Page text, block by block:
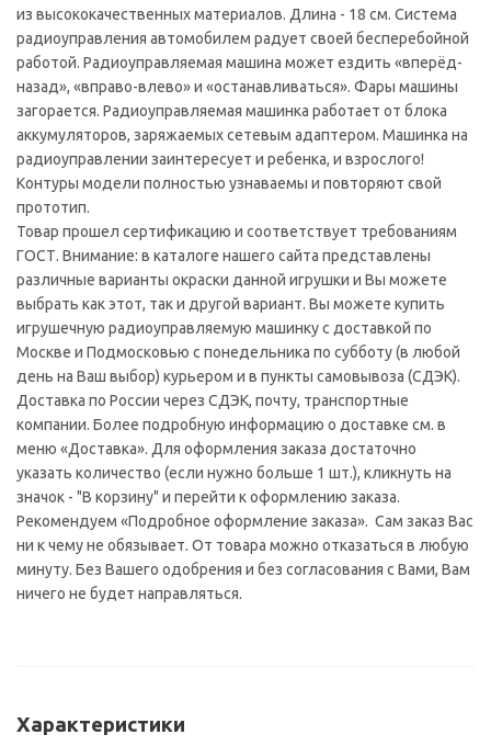
из высококачественных материалов. Длина - 18 см. Система
радиоуправления автомобилем радует своей бесперебойной
работой. Радиоуправляемая машина может ездить «вперёд-
назад», «вправо-влево» и «останавливаться». Фары машины
загорается. Радиоуправляемая машинка работает от блока
аккумуляторов, заряжаемых сетевым адаптером. Машинка на
радиоуправлении заинтересует и ребенка, и взрослого!
Контуры модели полностью узнаваемы и повторяют свой
прототип.
Товар прошел сертификацию и соответствует требованиям
ГОСТ. Внимание: в каталоге нашего сайта представлены
различные варианты окраски данной игрушки и Вы можете
выбрать как этот, так и другой вариант. Вы можете купить
игрушечную радиоуправляемую машинку с доставкой по
Москве и Подмосковью с понедельника по субботу (в любой
день на Ваш выбор) курьером и в пункты самовывоза (СДЭК).
Доставка по России через СДЭК, почту, транспортные
компании. Более подробную информацию о доставке см. в
меню «Доставка». Для оформления заказа достаточно
указать количество (если нужно больше 1 шт.), кликнуть на
значок - "В корзину" и перейти к оформлению заказа.
Рекомендуем «Подробное оформление заказа». Сам заказ Вас
ни к чему не обязывает. От товара можно отказаться в любую
минуту. Без Вашего одобрения и без согласования с Вами, Вам
ничего не будет направляться.
Характеристики